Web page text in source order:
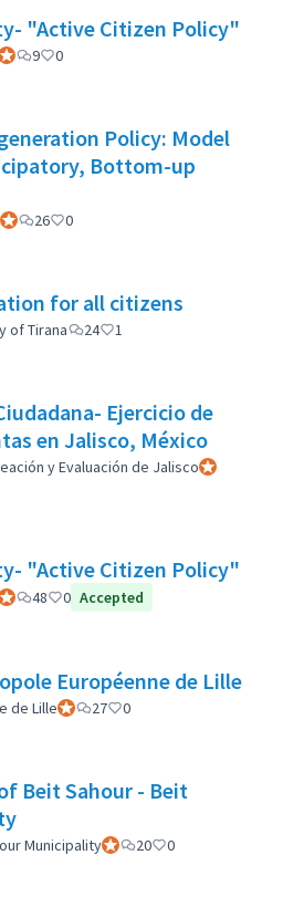
"Active Citizen Policy"
participant
9 0
Policy: Model
Bottom-up
Official participant
26 0
'My Tirana' Application for all citizens
of Tirana 24 1
Ejercicio de
en Jalisco, México
y Evaluación de JaliscoOfficial
"Active Citizen Policy"
participant
48 0 Accepted
Européenne de Lille
de LilleOfficial participant
27 0
Beit Sahour - Beit
MunicipalityOfficial participant
20 0